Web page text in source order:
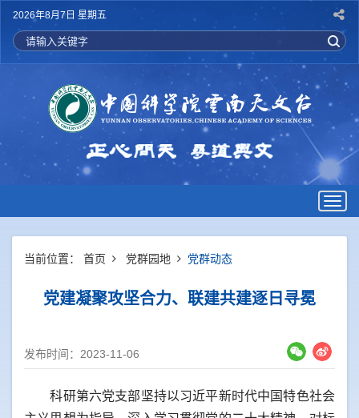
2026年8月7日 星期五
当前位置： 首页 党群园地 党群动态
党建凝聚攻坚合力、联建共建逐日寻冕
发布时间：2023-11-06
科研第六党支部坚持以习近平新时代中国特色社会